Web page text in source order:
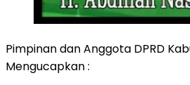
Pimpinan dan Anggota DPRD
Mengucapkan :